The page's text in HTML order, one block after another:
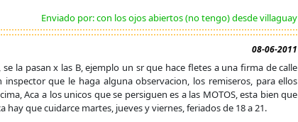
Enviado por: con los ojos abiertos (no tengo) desde villaguay
08-06-2011
la pasan x las B, ejemplo un sr que hace fletes a una firma de calle
que le haga alguna observacion, los remiseros, para ellos
Aca a los unicos que se persiguen es a las MOTOS, esta bien que
hay que cuidarce martes, jueves y viernes, feriados de 18 a 21.